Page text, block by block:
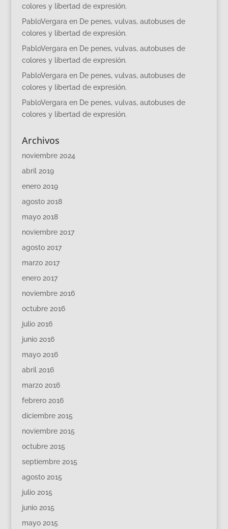
colores y libertad de expresión.
PabloVergara en De penes, vulvas, autobuses de
colores y libertad de expresión.
PabloVergara en De penes, vulvas, autobuses de
colores y libertad de expresión.
PabloVergara en De penes, vulvas, autobuses de
colores y libertad de expresión.
PabloVergara en De penes, vulvas, autobuses de
colores y libertad de expresión.
Archivos
noviembre 2024
abril 2019
enero 2019
agosto 2018
mayo 2018
noviembre 2017
agosto 2017
marzo 2017
enero 2017
noviembre 2016
octubre 2016
julio 2016
junio 2016
mayo 2016
abril 2016
marzo 2016
febrero 2016
diciembre 2015
noviembre 2015
octubre 2015
septiembre 2015
agosto 2015
julio 2015
junio 2015
mayo 2015